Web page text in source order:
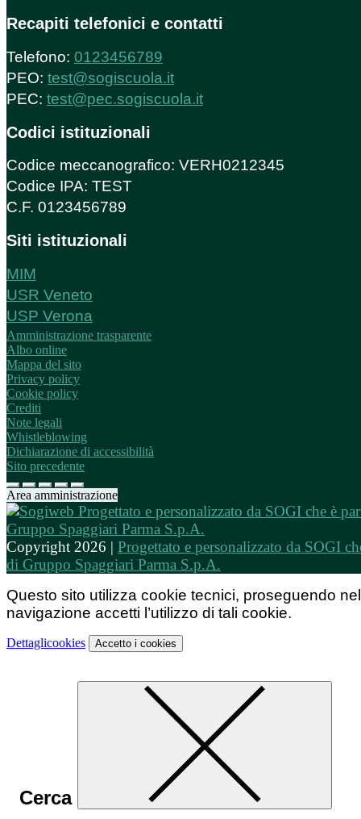
Recapiti telefonici e contatti
Telefono: 0123456789
PEO: test@sogiscuola.it
PEC: test@pec.sogiscuola.it
Codici istituzionali
Codice meccanografico: VERH0212345
Codice IPA: TEST
C.F. 0123456789
Siti istituzionali
MIM
USR Veneto
USP Verona
Amministrazione trasparente
Albo online
Mappa del sito
Privacy policy
Cookie policy
Crediti
Note legali
Whistleblowing
Dichiarazione di accessibilità
Sito precedente
Area amministrazione
Copyright 2026 | Progettato e personalizzato da SOGI
di Gruppo Spaggiari Parma S.p.A.
Questo sito utilizza cookie tecnici, proseguendo
navigazione accetti l’utilizzo di tali cookie.
Dettaglicookies Accetto i cookies
Cerca